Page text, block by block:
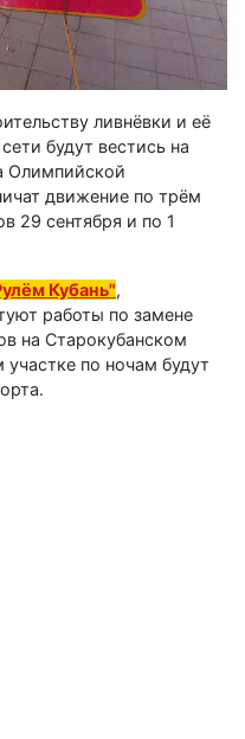
ливнёвки и её
будут вестись на
Олимпийской
движение по трём
29 сентября и по 1
Кубань",
работы по замене
на Старокубанском
по ночам будут